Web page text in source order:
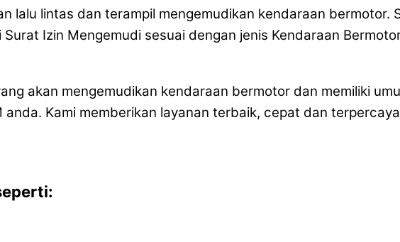
lalu lintas dan terampil mengemudikan kendaraan bermotor.
Izin Mengemudi sesuai dengan jenis Kendaraan
akan mengemudikan kendaraan bermotor dan memiliki
Kami memberikan layanan terbaik, cepat dan